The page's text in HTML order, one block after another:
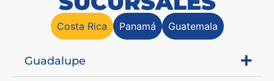
Costa Rica Panamá Guatemala
Guadalupe